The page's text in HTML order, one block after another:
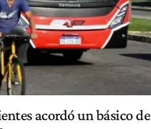
acordó un básico de